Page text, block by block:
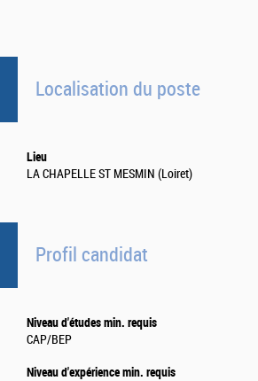
Localisation du poste
Lieu
LA CHAPELLE ST MESMIN (Loiret)
Profil candidat
Niveau d'études min. requis
CAP/BEP
Niveau d'expérience min. requis